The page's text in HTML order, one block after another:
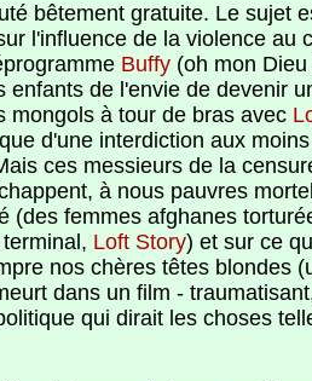
bêtement gratuite. Le sujet
l'influence de la violence au
Buffy (oh mon
enfants de l'envie de devenir
mongols à tour de bras avec
d'une interdiction aux
ces messieurs de la
à nous pauvres
(des femmes afghanes
Loft Story) et sur ce
nos chères têtes blondes
dans un film -
qui dirait les choses